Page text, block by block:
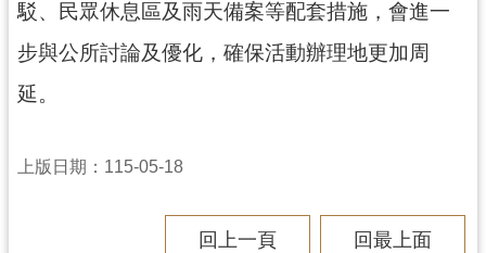
駁、民眾休息區及雨天備案等配套措施，會進一
步與公所討論及優化，確保活動辦理地更加周
延。
上版日期：115-05-18
回上一頁 回最上面